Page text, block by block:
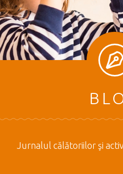
Jurnalul călătoriilor şi